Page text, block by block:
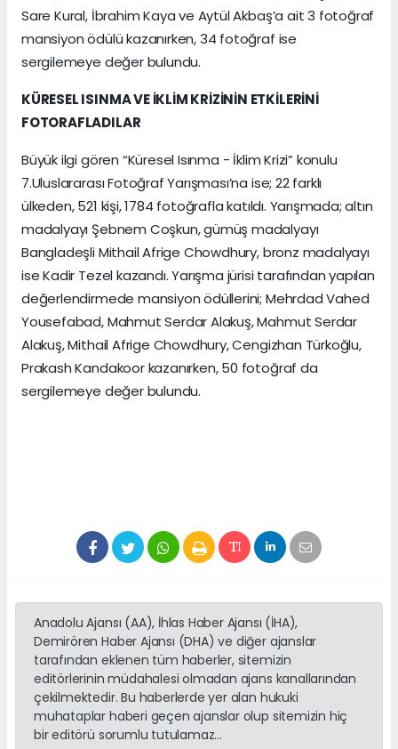
Sare Kural, İbrahim Kaya ve Aytül Akbaş’a ait 3 fotoğraf
mansiyon ödülü kazanırken, 34 fotoğraf ise
sergilemeye değer bulundu.
KÜRESEL ISINMA VE İKLİM KRİZİNİN ETKİLERİNİ
FOTORAFLADILAR
Büyük ilgi gören “Küresel Isınma - İklim Krizi” konulu
7.Uluslararası Fotoğraf Yarışması’na ise; 22 farklı
ülkeden, 521 kişi, 1784 fotoğrafla katıldı. Yarışmada; altın
madalyayı Şebnem Coşkun, gümüş madalyayı
Bangladeşli Mithail Afrige Chowdhury, bronz madalyayı
ise Kadir Tezel kazandı. Yarışma jürisi tarafından yapılan
değerlendirmede mansiyon ödüllerini; Mehrdad Vahed
Yousefabad, Mahmut Serdar Alakuş, Mahmut Serdar
Alakuş, Mithail Afrige Chowdhury, Cengizhan Türkoğlu,
Prakash Kandakoor kazanırken, 50 fotoğraf da
sergilemeye değer bulundu.
Anadolu Ajansı (AA), İhlas Haber Ajansı (İHA),
Demirören Haber Ajansı (DHA) ve diğer ajanslar
tarafından eklenen tüm haberler, sitemizin
editörlerinin müdahalesi olmadan ajans kanallarından
çekilmektedir. Bu haberlerde yer alan hukuki
muhataplar haberi geçen ajanslar olup sitemizin hiç
bir editörü sorumlu tutulamaz...